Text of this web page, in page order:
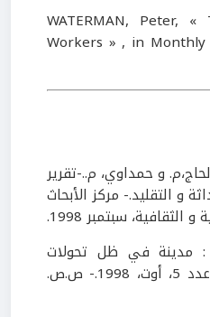
8- WATERMAN, Peter,
Workers » , in Monthly
و حمداوي، م..-تقرير
و التقليد.- مركز الأبحاث
سبتمبر 1998.
: مدينة في ظل تحولات
سوسيو ثقافية.- إنسانيات، عدد 5، أوت، 1998.- ص.ص.